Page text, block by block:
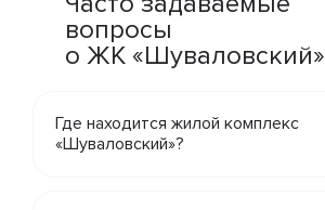
вопросы
о ЖК «Шуваловский»
Где находится жилой комплекс
«Шуваловский»?